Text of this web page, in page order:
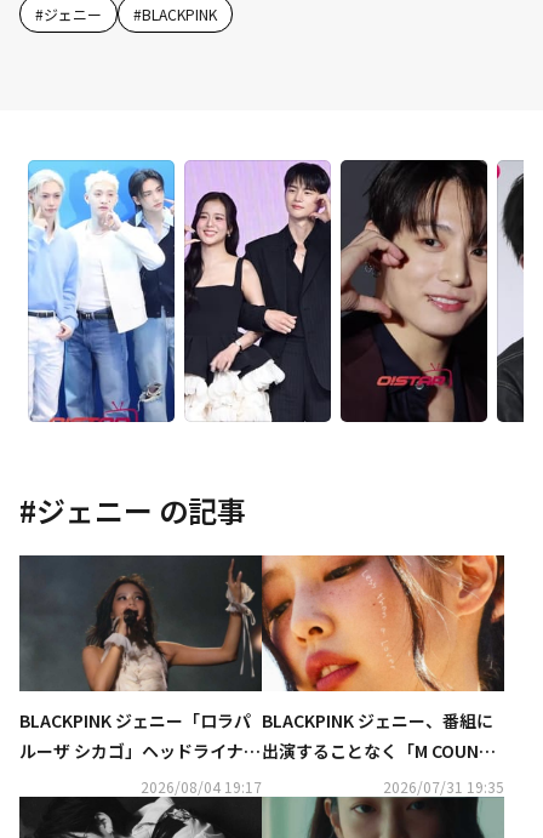
#ジェニー #BLACKPINK
#ジェニー の記事
BLACKPINK ジェニー「ロラパ
ルーザ シカゴ」ヘッドライナー
を飾る！熱いステージ披露
2026/08/04 19:17
BLACKPINK ジェニー、番組に
出演することなく「M COUNTD
OWN」で1位を獲得2026/07/31 19:35